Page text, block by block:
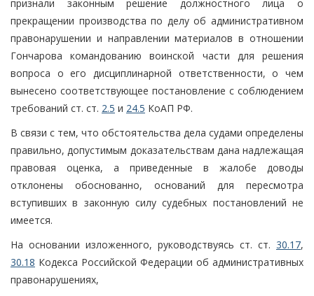
признали законным решение должностного лица о
прекращении производства по делу об административном
правонарушении и направлении материалов в отношении
Гончарова командованию воинской части для решения
вопроса о его дисциплинарной ответственности, о чем
вынесено соответствующее постановление с соблюдением
требований ст. ст. 2.5 и 24.5 КоАП РФ.
В связи с тем, что обстоятельства дела судами определены
правильно, допустимым доказательствам дана надлежащая
правовая оценка, а приведенные в жалобе доводы
отклонены обоснованно, оснований для пересмотра
вступивших в законную силу судебных постановлений не
имеется.
На основании изложенного, руководствуясь ст. ст. 30.17,
30.18 Кодекса Российской Федерации об административных
правонарушениях,